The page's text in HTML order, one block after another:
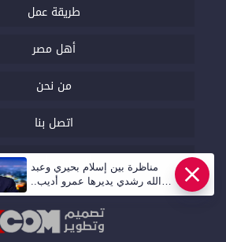
طريقة عمل
أهل مصر
من نحن
اتصل بنا
السياسة التحريرية
مناظرة بين إسلام بحيري وعبد
الله رشدي يديرها عمرو أديب..
قريبا | أهل مصر